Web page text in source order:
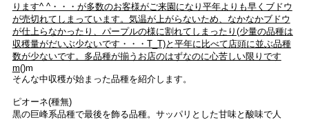
ります^ ^・・・が多数のお客様がご来園になり平年よりも早くブドウ
が売切れてしまっています。気温が上がらないため、なかなかブドウ
が仕上らなかったり、パープルの様に割れてしまったり(少量の品種は
収穫量がだいぶ少ないです・・・T_T)と平年に比べて店頭に並ぶ品種
数が少ないです。多品種が揃うお店のはずなのに心苦しい限りです
m()m
そんな中収穫が始まった品種を紹介します。
ピオーネ(種無)
黒の巨峰系品種で最後を飾る品種。サッパリとした甘味と酸味で人